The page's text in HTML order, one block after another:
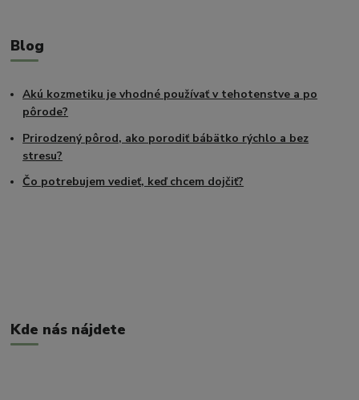
Blog
Akú kozmetiku je vhodné používať v tehotenstve a po
pôrode?
Prirodzený pôrod, ako porodiť bábätko rýchlo a bez
stresu?
Čo potrebujem vedieť, keď chcem dojčiť?
Kde nás nájdete